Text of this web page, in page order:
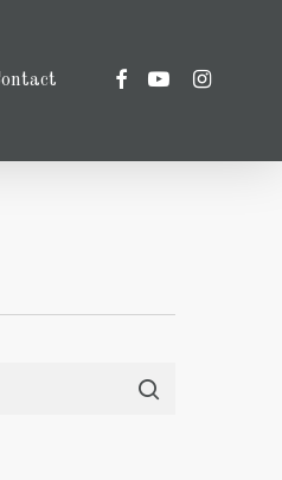
facebookyoutubeinstagram